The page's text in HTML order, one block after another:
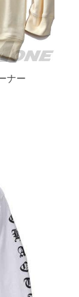
本につき税込
す。）
。
ご了承下さい。
ァスナーや調節ひ
ナー